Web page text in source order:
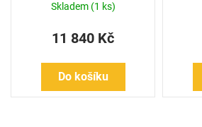
Skladem (1 ks)
11 840 Kč
Do košíku